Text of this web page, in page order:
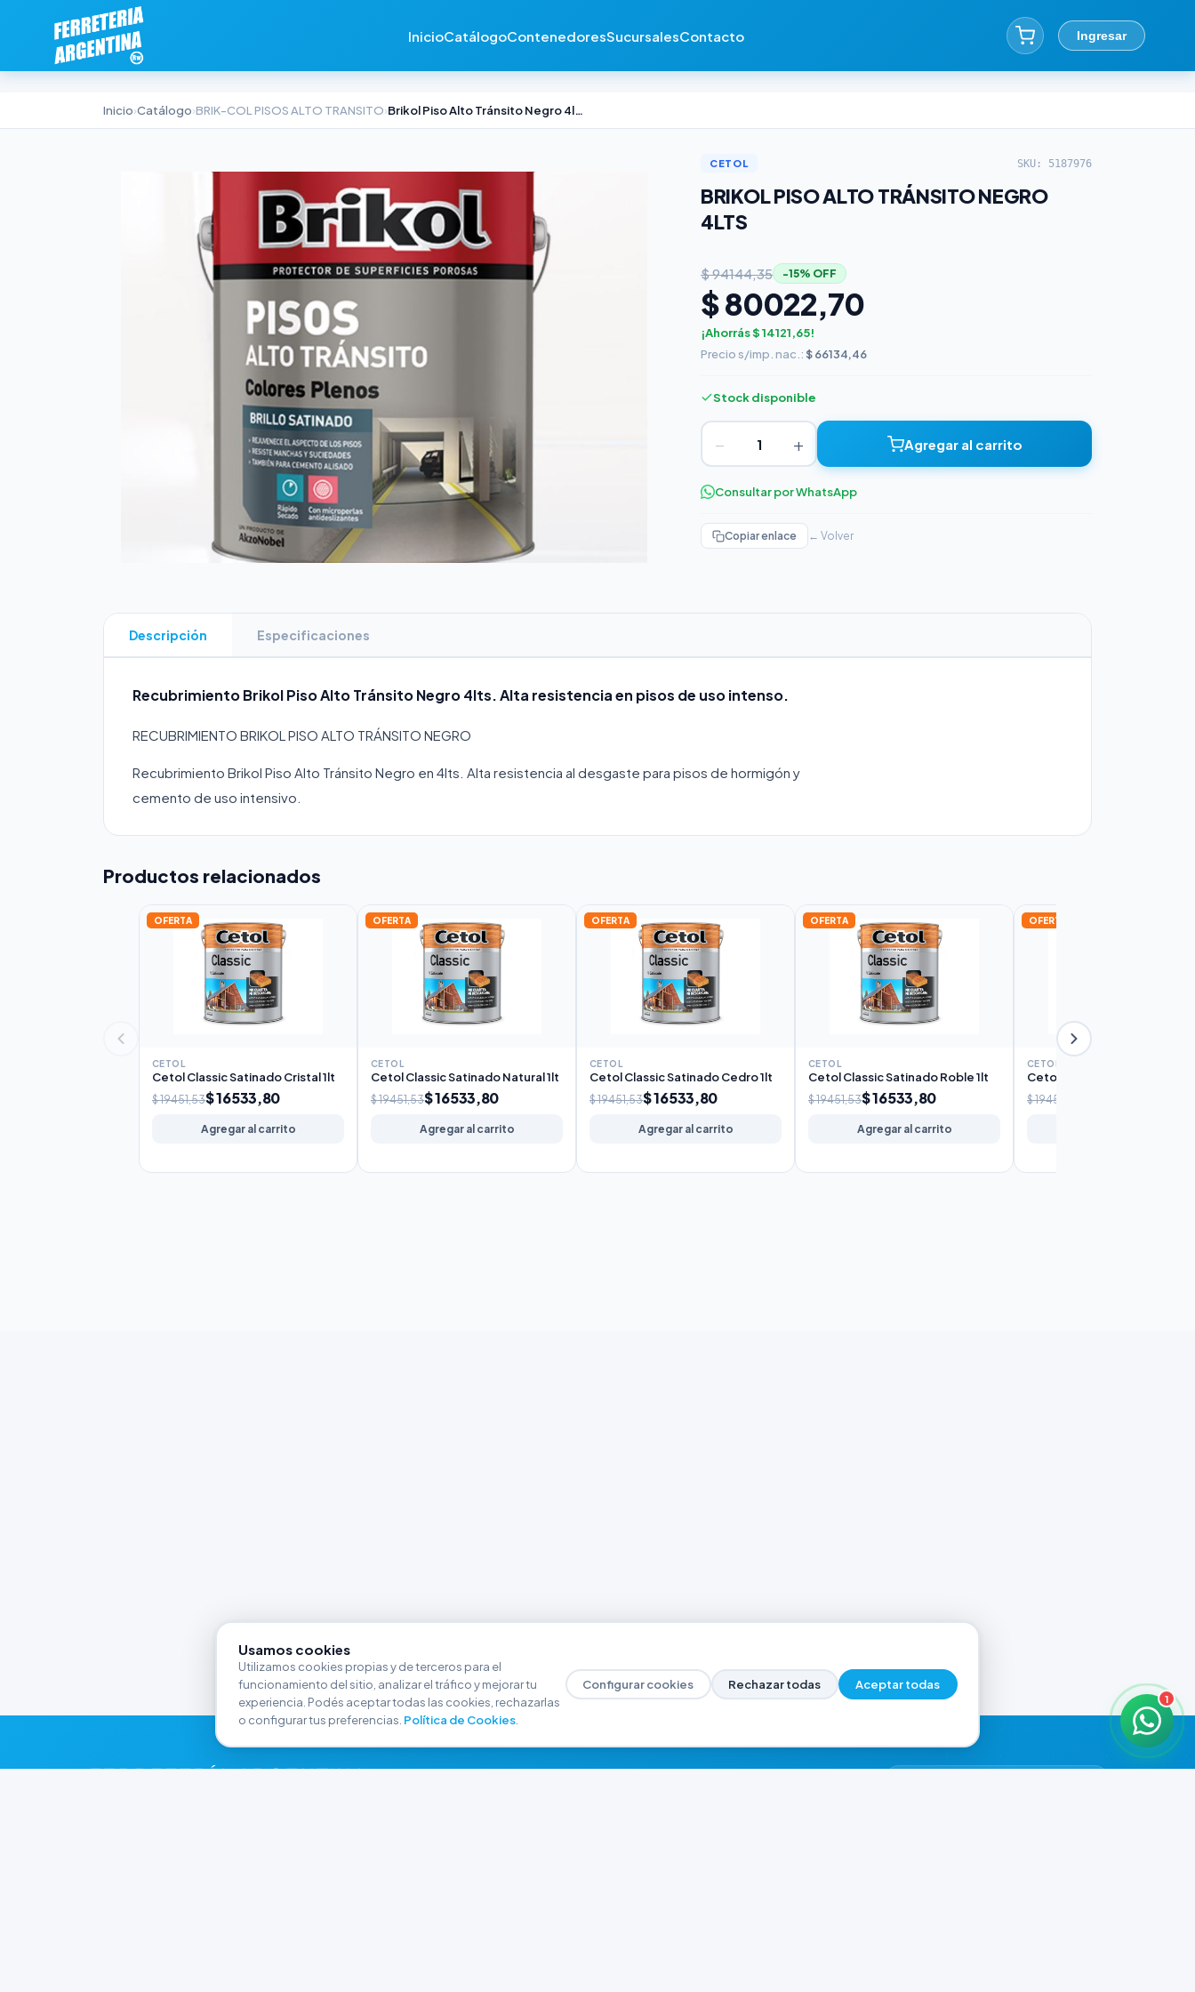
InicioCatálogoContenedoresSucursalesContacto Ingresar
Inicio›Catálogo›BRIK-COL PISOS ALTO TRANSITO› Brikol Piso Alto Tránsito Negro 4lts
CETOL SKU: 5187976
BRIKOL PISO ALTO TRÁNSITO NEGRO
4LTS
$ 94144,35 −15% OFF
$ 80022,70
¡Ahorrás $ 14121,65!
Precio s/imp. nac.: $ 66134,46
Stock disponible
− + Agregar al carrito
Consultar por WhatsApp
Copiar enlace ← Volver
Descripción Especificaciones
Recubrimiento Brikol Piso Alto Tránsito Negro 4lts. Alta resistencia en pisos de uso intenso.
RECUBRIMIENTO BRIKOL PISO ALTO TRÁNSITO NEGRO
Recubrimiento Brikol Piso Alto Tránsito Negro en 4lts. Alta resistencia al desgaste para pisos de hormigón y
cemento de uso intensivo.
Productos relacionados
OFERTA
CETOL
Cetol Classic Satinado Cristal 1lt
$ 19451,53$ 16533,80
Agregar al carrito
OFERTA
CETOL
Cetol Classic Satinado Natural 1lt
$ 19451,53$ 16533,80
Agregar al carrito
OFERTA
CETOL
Cetol Classic Satinado Cedro 1lt
$ 19451,53$ 16533,80
Agregar al carrito
OFERTA
CETOL
Cetol Classic Satinado Roble 1lt
$ 19451,53$ 16533,80
Agregar al carrito
OFERTA
CETOL
Cetol Classic Satinado
$ 19451,53
FERRETERÍA ARGENTINA
1
Usamos cookies
Utilizamos cookies propias y de terceros para el
funcionamiento del sitio, analizar el tráfico y mejorar tu
experiencia. Podés aceptar todas las cookies, rechazarlas
o configurar tus preferencias. Política de Cookies.
Configurar cookies Rechazar todas Aceptar todas